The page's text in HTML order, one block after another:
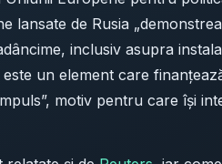
de Rusia
inclusiv asupra
un element care
motiv pentru care își